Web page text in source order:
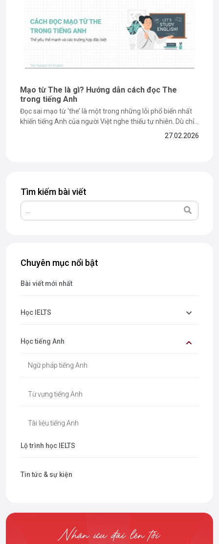
Tìm kiếm bài viết
Chuyên mục nổi bật
Bài viết mới nhất
Học IELTS
Học tiếng Anh
Ngữ pháp tiếng Anh
Từ vựng tiếng Anh
Tài liệu tiếng Anh
Lộ trình học IELTS
Tin tức & sự kiện
Mạo từ The là gì? Hướng dẫn cách đọc The
trong tiếng Anh
Đọc sai mạo từ ‘the’ là một trong những lỗi phổ biến nhất
khiến tiếng Anh của người Việt nghe thiếu tự nhiên. Dù chỉ
là một từ ngắn gồm 3 chữ cái, nhưng cách đọc the lại thay
27.02.2026